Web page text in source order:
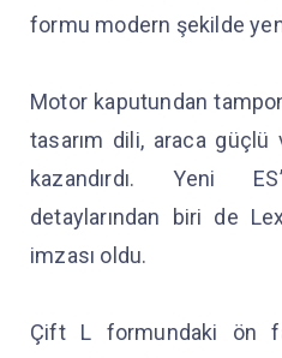
formu modern şekilde
Motor kaputundan
tasarım dili, araca
kazandırdı. Yeni
detaylarından biri de
imzası oldu.
Çift L formundaki ön